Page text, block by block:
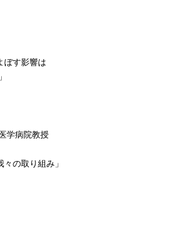
影響は
病院教授
り組み」